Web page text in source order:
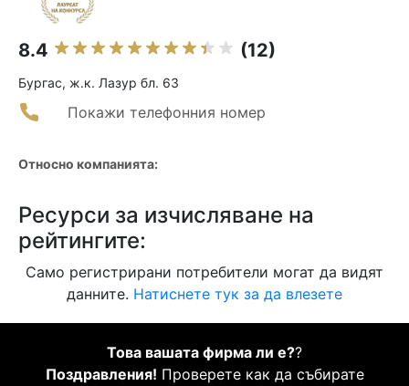
8.4 (12)
Бургас, ж.к. Лазур бл. 63
Покажи телефонния номер
Относно компанията:
Ресурси за изчисляване на
рейтингите:
Само регистрирани потребители могат да видят
данните. Натиснете тук за да влезете
Това вашата фирма ли е??
Поздравления! Проверете как да събирате